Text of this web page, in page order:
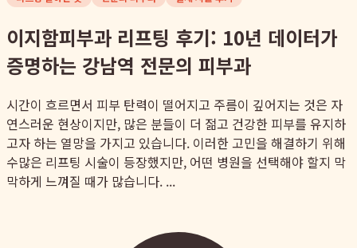
이지함피부과 리프팅 후기: 10년 데이터가
증명하는 강남역 전문의 피부과
시간이 흐르면서 피부 탄력이 떨어지고 주름이 깊어지는 것은 자
연스러운 현상이지만, 많은 분들이 더 젊고 건강한 피부를 유지하
고자 하는 열망을 가지고 있습니다. 이러한 고민을 해결하기 위해
수많은 리프팅 시술이 등장했지만, 어떤 병원을 선택해야 할지 막
막하게 느껴질 때가 많습니다. ...